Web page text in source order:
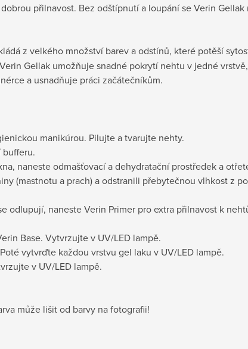
přilnavost. Bez odštípnutí a loupání se Verin Gellak
z velkého množství barev a odstínů, které potěší
Gellak umožňuje snadné pokrytí nehtu v jedné
a usnadňuje práci začátečníkům.
manikúrou. Pilujte a tvarujte nehty.
naneste odmašťovací a dehydratační prostředek a
(mastnotu a prach) a odstranili přebytečnou vlhkost z
odlupují, naneste Verin Primer pro extra přilnavost k
Base. Vytvrzujte v UV/LED lampě.
vytvrďte každou vrstvu gel laku v UV/LED lampě.
v UV/LED lampě.
může lišit od barvy na fotografii!